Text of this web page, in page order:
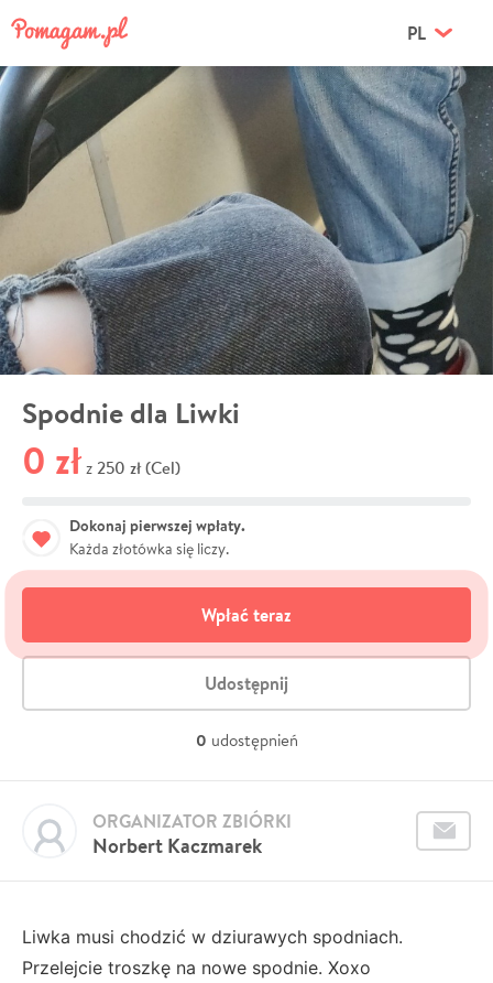
PL
Spodnie dla Liwki
0 zł z 250 zł (Cel)
Dokonaj pierwszej wpłaty.
Każda złotówka się liczy.
Wpłać teraz
Udostępnij
0 udostępnień
Norbert Kaczmarek
ORGANIZATOR ZBIÓRKI
Liwka musi chodzić w dziurawych spodniach.
Przelejcie troszkę na nowe spodnie. Xoxo